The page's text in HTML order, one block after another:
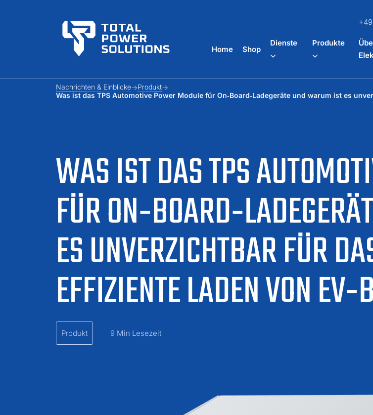
Home Shop
Dienste Produkte
WAS IST DAS TPS
FÜR
ES UNVERZICHTBAR FÜR
EFFIZIENTE LADEN VON
Nachrichten & Einblicke
Produkt
Was ist das TPS Automotive Power Module für On‑Board‑Ladegeräte und warum ist es
Produkt 9 Min Lesezeit